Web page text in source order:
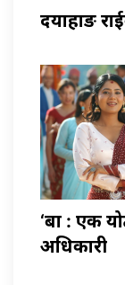
दयाहाङ
‘बा : एक
अधिकारी